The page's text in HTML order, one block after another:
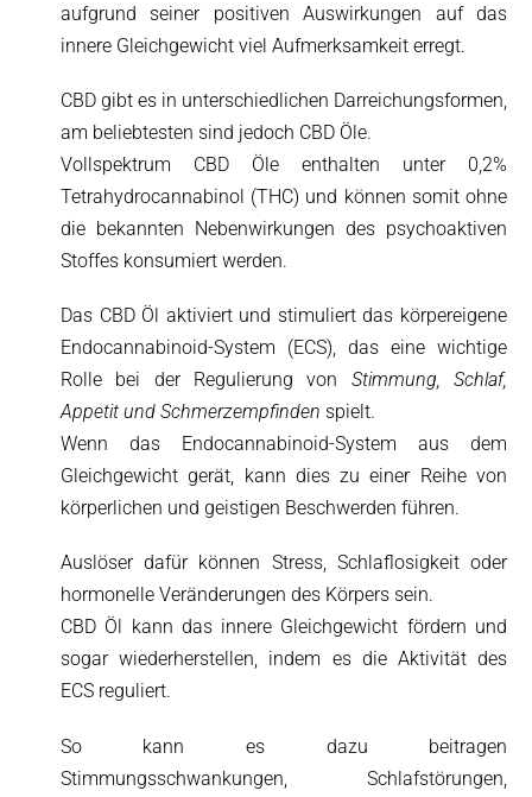
aufgrund seiner positiven Auswirkungen auf das
innere Gleichgewicht viel Aufmerksamkeit erregt.
CBD gibt es in unterschiedlichen Darreichungsformen,
am beliebtesten sind jedoch CBD Öle.
Vollspektrum CBD Öle enthalten unter 0,2%
Tetrahydrocannabinol (THC) und können somit ohne
die bekannten Nebenwirkungen des psychoaktiven
Stoffes konsumiert werden.
Das CBD Öl aktiviert und stimuliert das körpereigene
Endocannabinoid-System (ECS), das eine wichtige
Rolle bei der Regulierung von Stimmung, Schlaf,
Appetit und Schmerzempfinden spielt.
Wenn das Endocannabinoid-System aus dem
Gleichgewicht gerät, kann dies zu einer Reihe von
körperlichen und geistigen Beschwerden führen.
Auslöser dafür können Stress, Schlaflosigkeit oder
hormonelle Veränderungen des Körpers sein.
CBD Öl kann das innere Gleichgewicht fördern und
sogar wiederherstellen, indem es die Aktivität des
ECS reguliert.
So kann es dazu beitragen
Stimmungsschwankungen, Schlafstörungen,